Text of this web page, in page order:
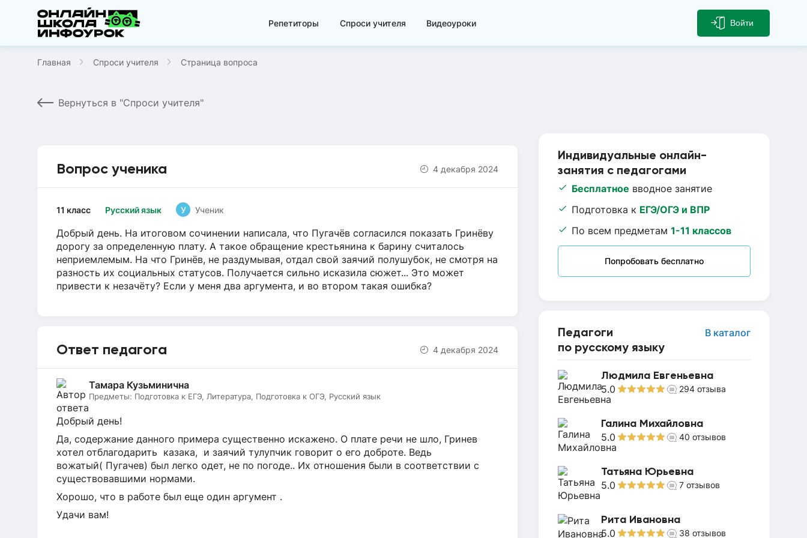
Репетиторы Спроси учителя Видеоуроки Войти
Главная Спроси учителя Страница вопроса
Вернуться в "Спроси учителя"
Индивидуальные онлайн-
занятия с педагогами
Бесплатное вводное занятие
Подготовка к ЕГЭ/ОГЭ и ВПР
По всем предметам 1-11 классов
Попробовать бесплатно
Педагоги
по русскому языку
В каталог
Людмила Евгеньевна
5.0 294 отзыва
Галина Михайловна
5.0 40 отзывов
Татьяна Юрьевна
5.0 7 отзывов
Рита Ивановна
5.0 38 отзывов
Вопрос ученика 4 декабря 2024
Русский язык
11 класс У Ученик
Добрый день. На итоговом сочинении написала, что Пугачёв согласился показать Гринёву
дорогу за определенную плату. А такое обращение крестьянина к барину считалось
неприемлемым. На что Гринёв, не раздумывая, отдал свой заячий полушубок, не смотря на
разность их социальных статусов. Получается сильно исказила сюжет... Это может
привести к незачёту? Если у меня два аргумента, и во втором такая ошибка?
Ответ педагога 4 декабря 2024
Тамара Кузьминична
Предметы: Подготовка к ЕГЭ, Литература, Подготовка к ОГЭ, Русский язык
Добрый день!
Да, содержание данного примера существенно искажено. О плате речи не шло, Гринев
хотел отблагодарить казака, и заячий тулупчик говорит о его доброте. Ведь
вожатый( Пугачев) был легко одет, не по погоде.. Их отношения были в соответствии с
существовавшими нормами.
Хорошо, что в работе был еще один аргумент .
Удачи вам!